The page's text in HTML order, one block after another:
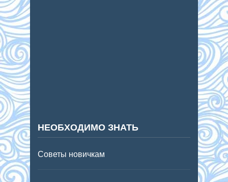
НЕОБХОДИМО ЗНАТЬ
Советы новичкам